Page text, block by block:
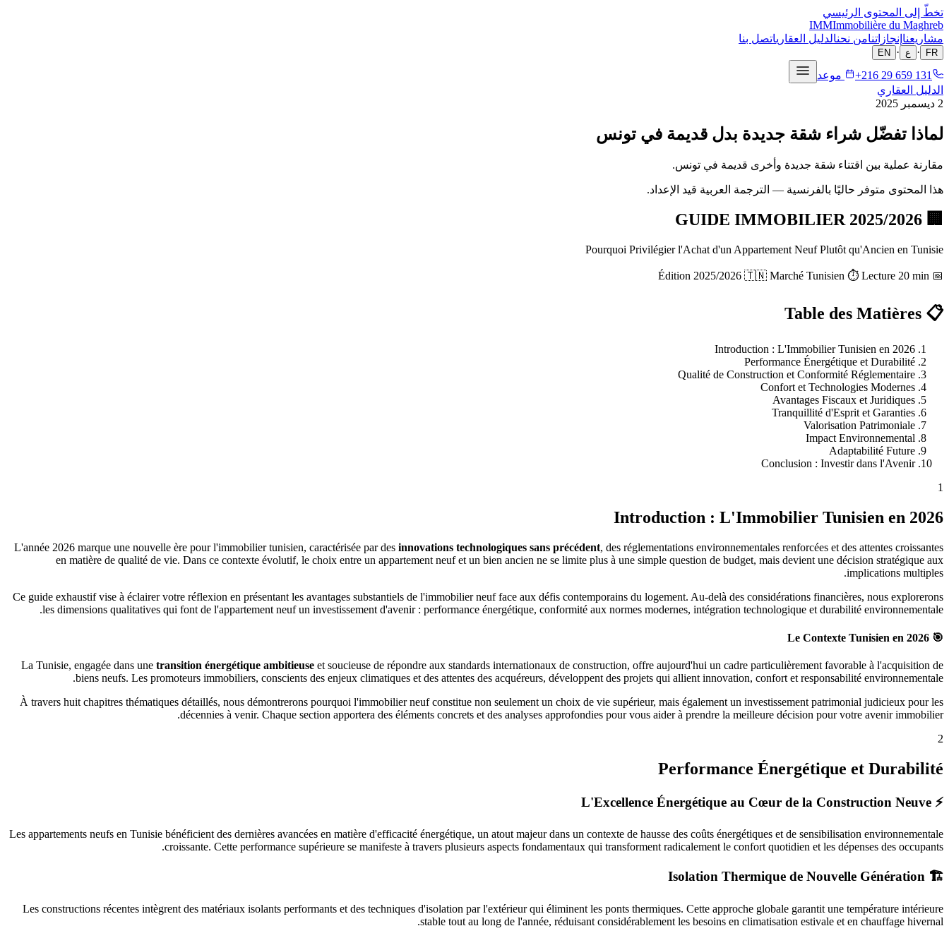
تخطّ إلى المحتوى الرئيسي
IMMImmobilière du Maghreb
مشاريعنا إنجازاتنامن نحنالدليل العقارياتصل بنا
FR
· ع ·
EN
+216 29 659 131
موعد
الدليل العقاري
2 ديسمبر 2025
لماذا تفضّل شراء شقة جديدة بدل قديمة في تونس
مقارنة عملية بين اقتناء شقة جديدة وأخرى قديمة في تونس.
هذا المحتوى متوفر حاليًا بالفرنسية — الترجمة العربية قيد الإعداد.
🏢 GUIDE IMMOBILIER 2025/2026
Pourquoi Privilégier l'Achat d'un Appartement Neuf Plutôt qu'Ancien en Tunisie
📅 Édition 2025/2026 🇹🇳 Marché Tunisien ⏱️ Lecture 20 min
📋 Table des Matières
Introduction : L'Immobilier Tunisien en 2026
Performance Énergétique et Durabilité
Qualité de Construction et Conformité Réglementaire
Confort et Technologies Modernes
Avantages Fiscaux et Juridiques
Tranquillité d'Esprit et Garanties
Valorisation Patrimoniale
Impact Environnemental
Adaptabilité Future
Conclusion : Investir dans l'Avenir
1
Introduction : L'Immobilier Tunisien en 2026
L'année 2026 marque une nouvelle ère pour l'immobilier tunisien, caractérisée par des innovations technologiques sans précédent, des réglementations environnementales renforcées et des attentes croissantes
en matière de qualité de vie. Dans ce contexte évolutif, le choix entre un appartement neuf et un bien ancien ne se limite plus à une simple question de budget, mais devient une décision stratégique aux
implications multiples.
Ce guide exhaustif vise à éclairer votre réflexion en présentant les avantages substantiels de l'immobilier neuf face aux défis contemporains du logement. Au-delà des considérations financières, nous explorerons
les dimensions qualitatives qui font de l'appartement neuf un investissement d'avenir : performance énergétique, conformité aux normes modernes, intégration technologique et durabilité environnementale.
🎯 Le Contexte Tunisien en 2026
La Tunisie, engagée dans une transition énergétique ambitieuse et soucieuse de répondre aux standards internationaux de construction, offre aujourd'hui un cadre particulièrement favorable à l'acquisition de
biens neufs. Les promoteurs immobiliers, conscients des enjeux climatiques et des attentes des acquéreurs, développent des projets qui allient innovation, confort et responsabilité environnementale.
À travers huit chapitres thématiques détaillés, nous démontrerons pourquoi l'immobilier neuf constitue non seulement un choix de vie supérieur, mais également un investissement patrimonial judicieux pour les
décennies à venir. Chaque section apportera des éléments concrets et des analyses approfondies pour vous aider à prendre la meilleure décision pour votre avenir immobilier.
2
Performance Énergétique et Durabilité
⚡ L'Excellence Énergétique au Cœur de la Construction Neuve
Les appartements neufs en Tunisie bénéficient des dernières avancées en matière d'efficacité énergétique, un atout majeur dans un contexte de hausse des coûts énergétiques et de sensibilisation environnementale
croissante. Cette performance supérieure se manifeste à travers plusieurs aspects fondamentaux qui transforment radicalement le confort quotidien et les dépenses des occupants.
🏗️ Isolation Thermique de Nouvelle Génération
Les constructions récentes intègrent des matériaux isolants performants et des techniques d'isolation par l'extérieur qui éliminent les ponts thermiques. Cette approche globale garantit une température intérieure
stable tout au long de l'année, réduisant considérablement les besoins en climatisation estivale et en chauffage hivernal.